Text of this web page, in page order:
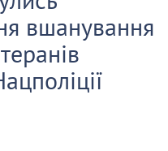
вшанування